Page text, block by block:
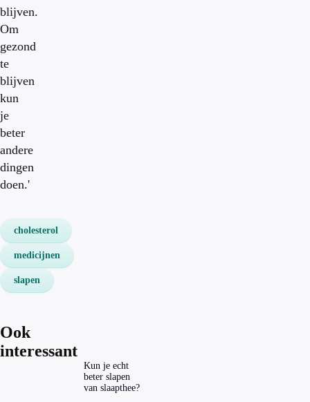
blijven.
Om
gezond
te
blijven
kun
je
beter
andere
dingen
doen.'
cholesterol
medicijnen
slapen
Ook
interessant
Kun je echt
beter slapen
van slaapthee?